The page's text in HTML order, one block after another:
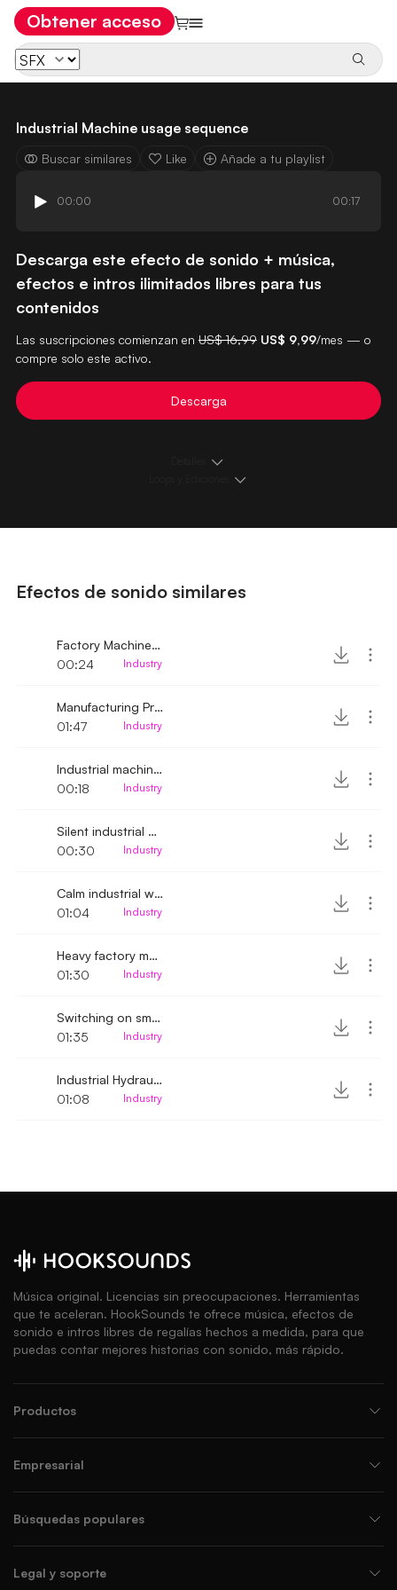
Obtener acceso
Industrial Machine usage sequence
Buscar similares Like Añade a tu playlist
00:00 00:17
Descarga este efecto de sonido + música,
efectos e intros ilimitados libres para tus
contenidos
Las suscripciones comienzan en US$ 16,99 US$ 9,99/mes — o
compre solo este activo.
Descarga
Efectos de sonido similares
Factory Machine startup and hum
00:24
Industry
Manufacturing Production Area ambience 2
01:47
Industry
Industrial machine running
00:18
Industry
Silent industrial machine running
00:30
Industry
Calm industrial washer
01:04
Industry
Heavy factory machinery noises
01:30
Industry
Switching on small industrial machine
01:35
Industry
Industrial Hydraulic Exhaust
01:08
Industry
Música original. Licencias sin preocupaciones. Herramientas
que te aceleran. HookSounds te ofrece música, efectos de
sonido e intros libres de regalías hechos a medida, para que
puedas contar mejores historias con sonido, más rápido.
Productos
Empresarial
Búsquedas populares
Legal y soporte